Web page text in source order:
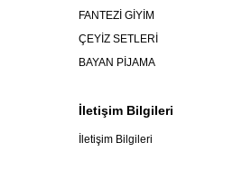
FANTEZİ GİYİM
ÇEYİZ SETLERİ
BAYAN PİJAMA
İletişim Bilgileri
İletişim Bilgileri